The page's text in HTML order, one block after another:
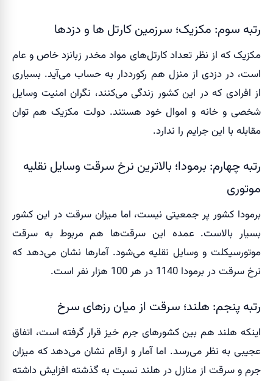
رتبه سوم: مکزیک؛ سرزمین کارتل ها و دزدها
مکزیک که از نظر تعداد کارتل‌های مواد مخدر زبانزد خاص و عام
است، در دزدی از منزل هم رکورددار به حساب می‌آید. بسیاری
از افرادی که در این کشور زندگی می‌کنند، نگران امنیت وسایل
شخصی و خانه و اموال خود هستند. دولت مکزیک هم توان
مقابله با این جرایم را ندارد.
رتبه چهارم: برمودا؛ بالاترین نرخ سرقت وسایل نقلیه
موتوری
برمودا کشور پر جمعیتی نیست، اما میزان سرقت در این کشور
بسیار بالاست. عمده این سرقت‌ها هم مربوط به سرقت
موتورسیکلت و وسایل نقلیه می‌شود. آمارها نشان می‌دهد که
نرخ سرقت در برمودا 1140 در هر 100 هزار نفر است.
رتبه پنجم: هلند؛ سرقت از میان رزهای سرخ
اینکه هلند هم بین کشورهای جرم خیز قرار گرفته است، اتفاق
عجیبی به نظر می‌رسد. اما آمار و ارقام نشان می‌دهد که میزان
جرم و سرقت از منازل در هلند نسبت به گذشته افزایش داشته